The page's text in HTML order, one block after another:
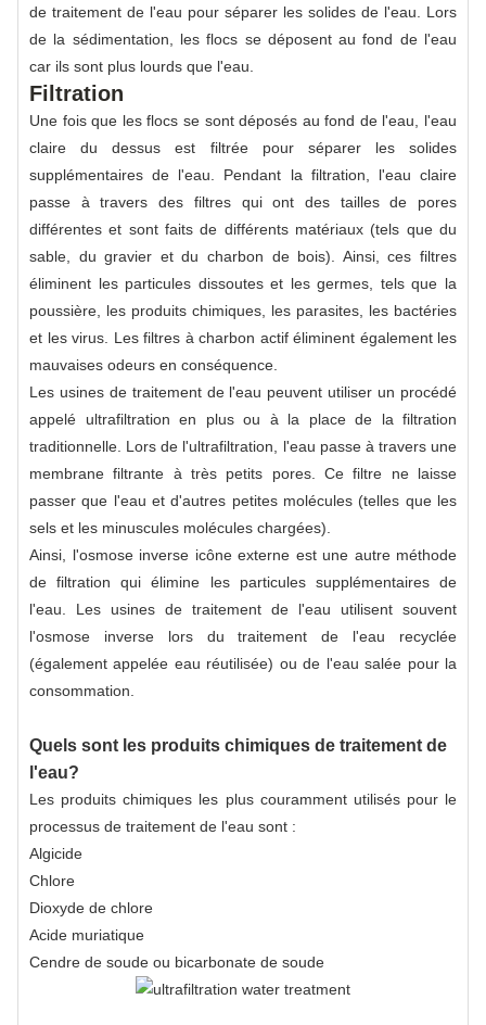
de traitement de l'eau pour séparer les solides de l'eau. Lors
de la sédimentation, les flocs se déposent au fond de l'eau
car ils sont plus lourds que l'eau.
Filtration
Une fois que les flocs se sont déposés au fond de l'eau, l'eau
claire du dessus est filtrée pour séparer les solides
supplémentaires de l'eau. Pendant la filtration, l'eau claire
passe à travers des filtres qui ont des tailles de pores
différentes et sont faits de différents matériaux (tels que du
sable, du gravier et du charbon de bois). Ainsi, ces filtres
éliminent les particules dissoutes et les germes, tels que la
poussière, les produits chimiques, les parasites, les bactéries
et les virus. Les filtres à charbon actif éliminent également les
mauvaises odeurs en conséquence.
Les usines de traitement de l'eau peuvent utiliser un procédé
appelé ultrafiltration en plus ou à la place de la filtration
traditionnelle. Lors de l'ultrafiltration, l'eau passe à travers une
membrane filtrante à très petits pores. Ce filtre ne laisse
passer que l'eau et d'autres petites molécules (telles que les
sels et les minuscules molécules chargées).
Ainsi, l'osmose inverse icône externe est une autre méthode
de filtration qui élimine les particules supplémentaires de
l'eau. Les usines de traitement de l'eau utilisent souvent
l'osmose inverse lors du traitement de l'eau recyclée
(également appelée eau réutilisée) ou de l'eau salée pour la
consommation.
Quels sont les produits chimiques de traitement de
l'eau?
Les produits chimiques les plus couramment utilisés pour le
processus de traitement de l'eau sont :
Algicide
Chlore
Dioxyde de chlore
Acide muriatique
Cendre de soude ou bicarbonate de soude